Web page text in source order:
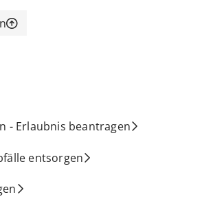
- Erlaubnis beantragen
entsorgen